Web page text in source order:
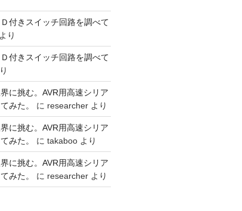
付きスイッチ回路を調べて
り
付きスイッチ回路を調べて
に挑む。AVR用高速シリア
みた。
に researcherより
に挑む。AVR用高速シリア
みた。
に takabooより
に挑む。AVR用高速シリア
みた。
に researcherより